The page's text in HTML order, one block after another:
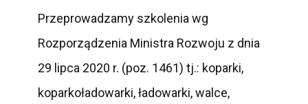
Przeprowadzamy szkolenia wg
Rozporządzenia Ministra Rozwoju z dnia
29 lipca 2020 r. (poz. 1461) tj.: koparki,
koparkoładowarki, ładowarki, walce,